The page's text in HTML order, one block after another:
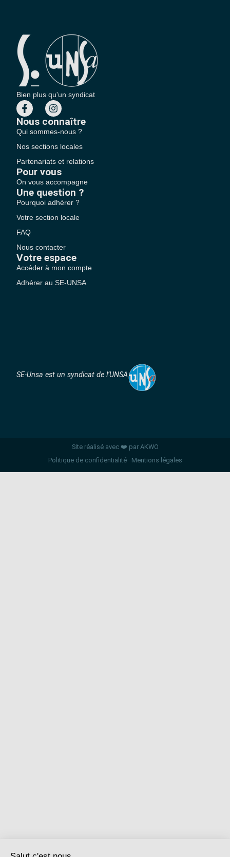
Bien plus qu'un syndicat
Nous connaître
Qui sommes-nous ?
Nos sections locales
Partenariats et relations
Pour vous
On vous accompagne
Une question ?
Pourquoi adhérer ?
Votre section locale
FAQ
Nous contacter
Votre espace
Accéder à mon compte
Adhérer au SE-UNSA
SE-Unsa est un syndicat de l’UNSA
Site réalisé avec ❤️ par AKWO
Politique de confidentialité
Mentions légales